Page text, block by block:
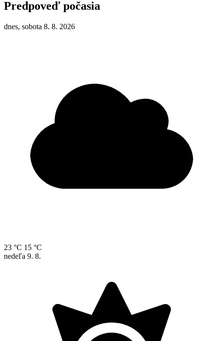
Predpoveď počasia
dnes, sobota 8. 8. 2026
23 °C 15 °C
nedeľa 9. 8.